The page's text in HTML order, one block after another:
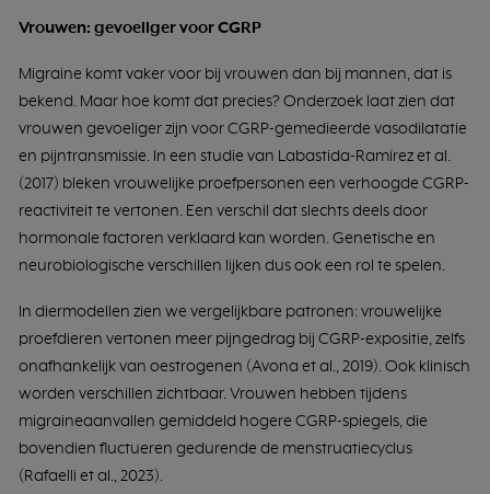
Vrouwen: gevoeliger voor CGRP
Migraine komt vaker voor bij vrouwen dan bij mannen, dat is
bekend. Maar hoe komt dat precies? Onderzoek laat zien dat
vrouwen gevoeliger zijn voor CGRP-gemedieerde vasodilatatie
en pijntransmissie. In een studie van Labastida-Ramírez et al.
(2017) bleken vrouwelijke proefpersonen een verhoogde CGRP-
reactiviteit te vertonen. Een verschil dat slechts deels door
hormonale factoren verklaard kan worden. Genetische en
neurobiologische verschillen lijken dus ook een rol te spelen.
In diermodellen zien we vergelijkbare patronen: vrouwelijke
proefdieren vertonen meer pijngedrag bij CGRP-expositie, zelfs
onafhankelijk van oestrogenen (Avona et al., 2019). Ook klinisch
worden verschillen zichtbaar. Vrouwen hebben tijdens
migraineaanvallen gemiddeld hogere CGRP-spiegels, die
bovendien fluctueren gedurende de menstruatiecyclus
(Rafaelli et al., 2023).